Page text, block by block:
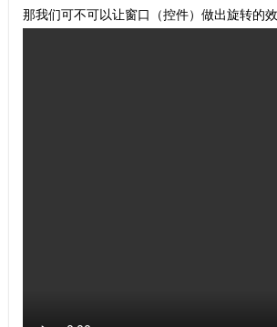
那我们可不可以让窗口（控件）做出旋转的